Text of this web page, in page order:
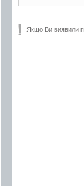
Якщо Ви виявили